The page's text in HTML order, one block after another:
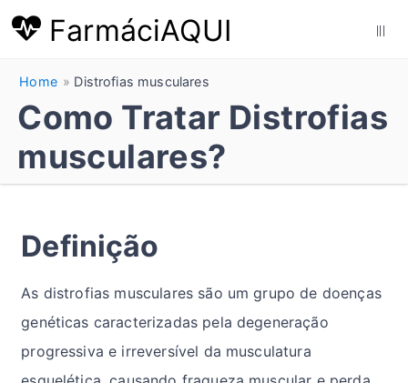
FarmáciAQUI
Home Distrofias musculares
Como Tratar Distrofias
musculares?
Definição
As distrofias musculares são um grupo de doenças
genéticas caracterizadas pela degeneração
progressiva e irreversível da musculatura